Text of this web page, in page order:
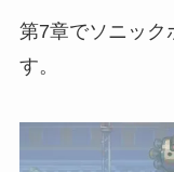
第7章でソニック
す。